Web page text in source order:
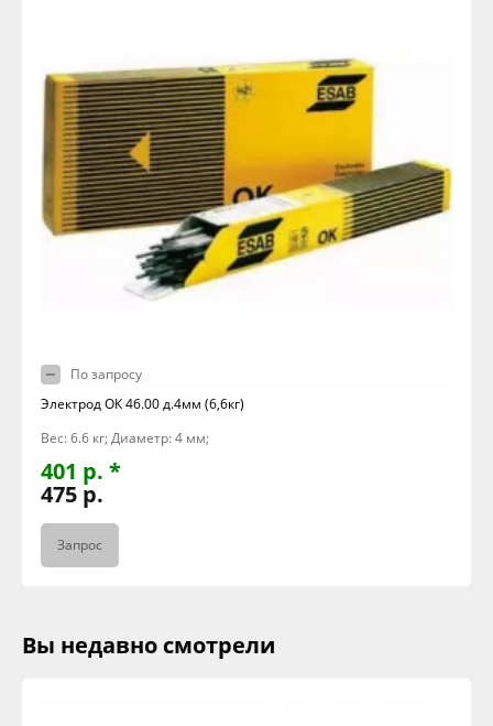
По запросу
Электрод ОК 46.00 д.4мм (6,6кг)
Вес: 6.6 кг; Диаметр: 4 мм;
401 р. *
475 р.
Запрос
Вы недавно смотрели